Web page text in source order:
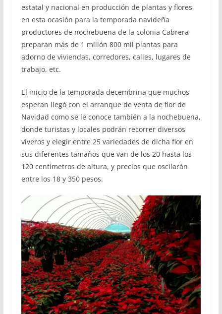
estatal y nacional en producción de plantas y flores,
en esta ocasión para la temporada navideña
productores de nochebuena de la colonia Cabrera
preparan más de 1 millón 800 mil plantas para
adorno de viviendas, corredores, calles, lugares de
trabajo, etc.
El inicio de la temporada decembrina que muchos
esperan llegó con el arranque de venta de flor de
Navidad como se le conoce también a la nochebuena,
donde turistas y locales podrán recorrer diversos
viveros y elegir entre 25 variedades de dicha flor en
sus diferentes tamaños que van de los 20 hasta los
120 centímetros de altura, y precios que oscilarán
entre los 18 y 350 pesos.